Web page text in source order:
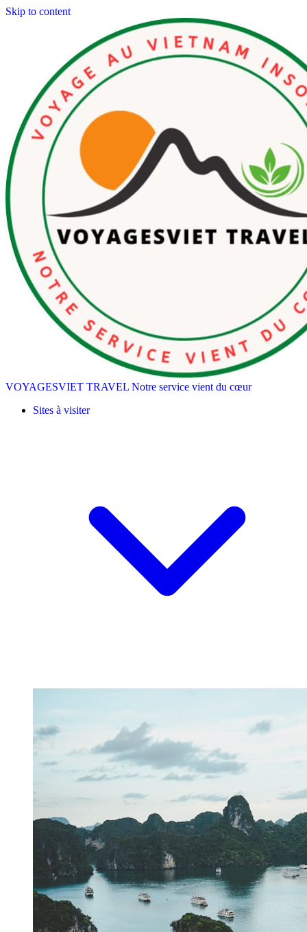
Skip to content
VOYAGESVIET TRAVEL Notre service vient du cœur
Sites à visiter